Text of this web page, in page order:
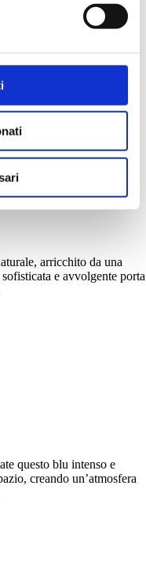
dona solidità e calore
forte ma raffinata,
arricchito da una
e avvolgente porta
questo blu intenso e
creando un’atmosfera